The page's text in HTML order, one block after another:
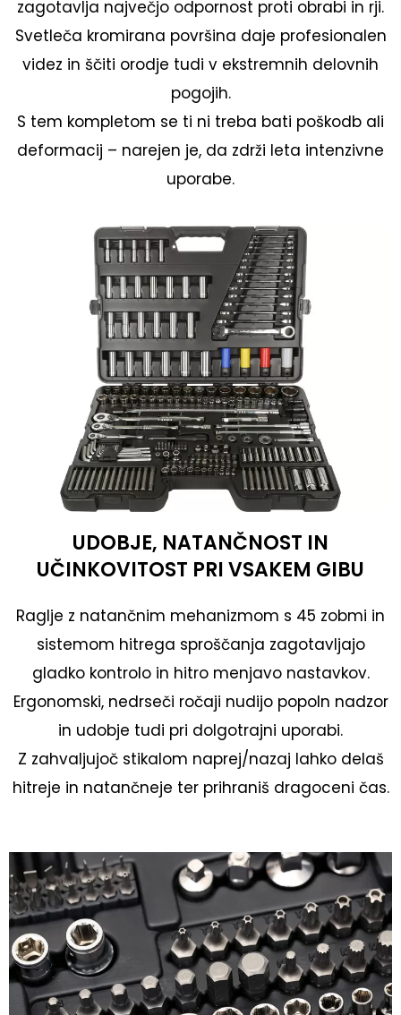
zagotavlja največjo odpornost proti obrabi in rji.
Svetleča kromirana površina daje profesionalen
videz in ščiti orodje tudi v ekstremnih delovnih
pogojih.
S tem kompletom se ti ni treba bati poškodb ali
deformacij – narejen je, da zdrži leta intenzivne
uporabe.
UDOBJE, NATANČNOST IN
UČINKOVITOST PRI VSAKEM GIBU
Raglje z natančnim mehanizmom s 45 zobmi in
sistemom hitrega sproščanja zagotavljajo
gladko kontrolo in hitro menjavo nastavkov.
Ergonomski, nedrseči ročaji nudijo popoln nadzor
in udobje tudi pri dolgotrajni uporabi.
Z zahvaljujoč stikalom naprej/nazaj lahko delaš
hitreje in natančneje ter prihraniš dragoceni čas.